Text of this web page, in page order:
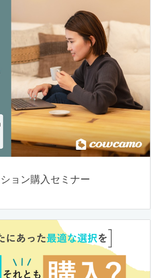
ョン購入セミナー